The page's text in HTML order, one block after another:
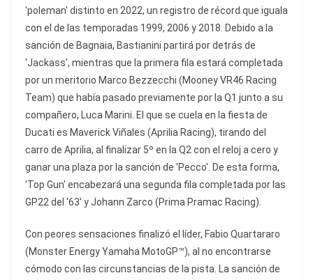
'poleman' distinto en 2022, un registro de récord que iguala
con el de las temporadas 1999, 2006 y 2018. Debido a la
sanción de Bagnaia, Bastianini partirá por detrás de
'Jackass', mientras que la primera fila estará completada
por un meritorio Marco Bezzecchi (Mooney VR46 Racing
Team) que había pasado previamente por la Q1 junto a su
compañero, Luca Marini. El que se cuela en la fiesta de
Ducati es Maverick Viñales (Aprilia Racing), tirando del
carro de Aprilia, al finalizar 5º en la Q2 con el reloj a cero y
ganar una plaza por la sanción de 'Pecco'. De esta forma,
'Top Gun' encabezará una segunda fila completada por las
GP22 del '63' y Johann Zarco (Prima Pramac Racing).
Con peores sensaciones finalizó el líder, Fabio Quartararo
(Monster Energy Yamaha MotoGP™), al no encontrarse
cómodo con las circunstancias de la pista. La sanción de